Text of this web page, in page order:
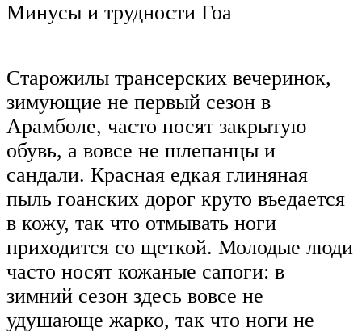
Минусы и трудности Гоа
Старожилы трансерских вечеринок,
зимующие не первый сезон в
Арамболе, часто носят закрытую
обувь, а вовсе не шлепанцы и
сандали. Красная едкая глиняная
пыль гоанских дорог круто въедается
в кожу, так что отмывать ноги
приходится со щеткой. Молодые люди
часто носят кожаные сапоги: в
зимний сезон здесь вовсе не
удушающе жарко, так что ноги не